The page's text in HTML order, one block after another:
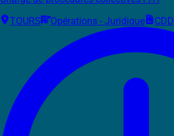
TOURS
Opérations - Juridique CDD